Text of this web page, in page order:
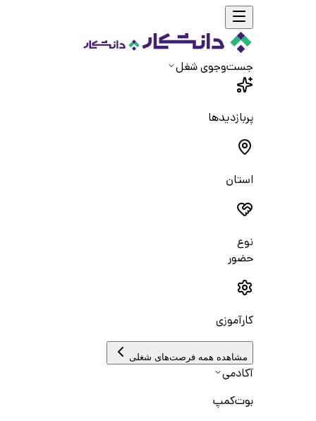
جست‌و‌جوی شغل
پربازدیدها
استان
نوع
حضور
کارآموزی
مشاهده همه فرصت‌های شغلی
آکادمی
بوت‌کمپ